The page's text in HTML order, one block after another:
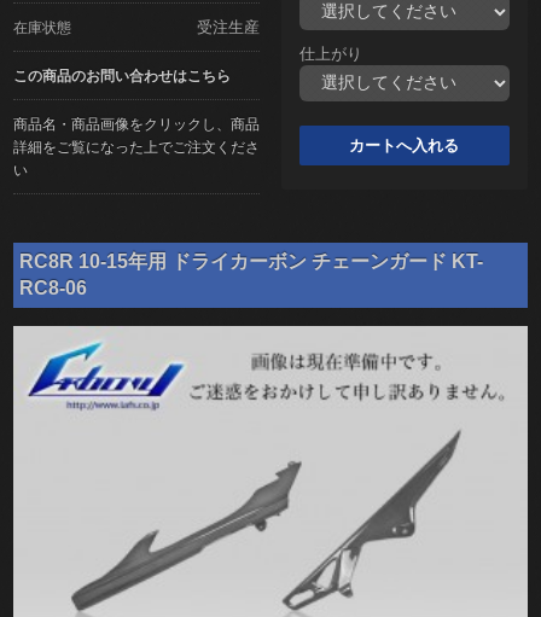
在庫状態 受注生産
この商品のお問い合わせはこちら
商品名・商品画像をクリックし、商品
詳細をご覧になった上でご注文くださ
い
仕上がり
RC8R 10-15年用 ドライカーボン チェーンガード KT-
RC8-06